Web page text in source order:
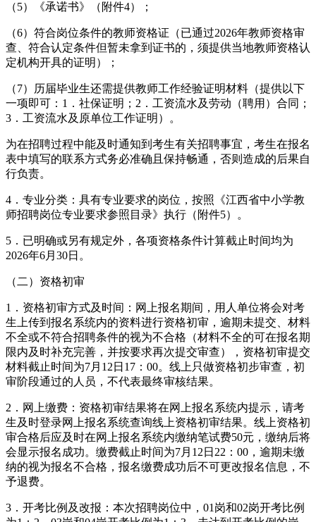
（5）《承诺书》（附件4）；
（6）符合岗位条件的教师资格证（已通过2026年教师资格审
查、符合认定条件但暂未拿到证书的，须提供当地教师资格认
定机构开具的证明）；
（7）历届毕业生还需提供教师工作经验证明材料（提供以下
一项即可：1．社保证明；2．工资流水及劳动（聘用）合同；
3．工资流水及原单位工作证明）。
为在招聘过程中能及时通知到考生有关招聘事宜，考生在报名
表中填写的联系方式务必准确且保持畅通，否则造成的后果自
行负责。
4．专业分类：具有专业要求的岗位，按照《江西省中小学教
师招聘岗位专业要求参照目录》执行（附件5）。
5．已明确或另有规定外，各项资格条件计算截止时间均为
2026年6月30日。
（二）资格初审
1．资格初审方式及时间：网上报名期间，用人单位将会对考
生上传到报名系统内的资料进行资格初审，逾期未提交、材料
不全或不符合招聘条件的视为不合格（材料不全的可在报名期
限内及时补充完善，并按要求再次提交审查），资格初审提交
材料截止时间为7月12日17：00。线上只做资格初步审查，初
审阶段通过的人员，不代表最终审核结果。
2．网上缴费：资格初审结果将在网上报名系统内提示，请考
生及时登录网上报名系统查询线上资格初审结果。线上资格初
审合格后应及时在网上报名系统内缴纳笔试费50元，缴纳后将
会显示报名成功。缴费截止时间为7月12日22：00，逾期未缴
纳的视为报名不合格，报名缴费成功后不可更改报名信息，不
予退费。
3．开考比例及改报：本次招聘岗位中，01岗和02岗开考比例